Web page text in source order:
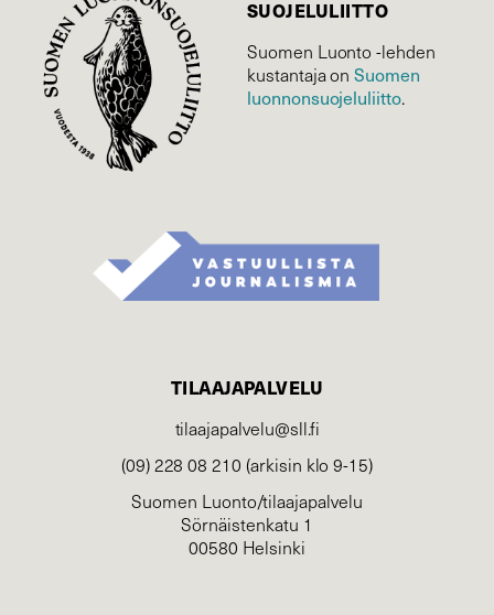
SUOJELU­LIITTO
Suomen Luonto -lehden
kustantaja onSuomen
luonnonsuojelu­liitto.
TILAAJAPALVELU
tilaajapalvelu@sll.fi
(09) 228 08 210 (arkisin klo 9-15)
Suomen Luonto/tilaajapalvelu
Sörnäistenkatu 1
00580 Helsinki